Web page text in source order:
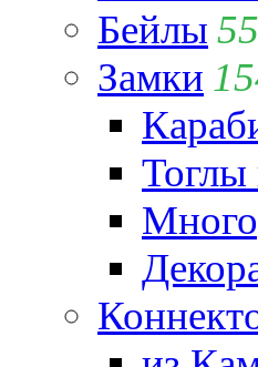
Бейлы 55
Замки